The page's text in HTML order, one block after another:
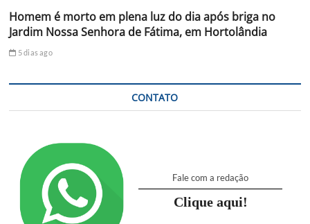
Homem é morto em plena luz do dia após briga no
Jardim Nossa Senhora de Fátima, em Hortolândia
5 dias ago
CONTATO
Fale com a redação
Clique aqui!